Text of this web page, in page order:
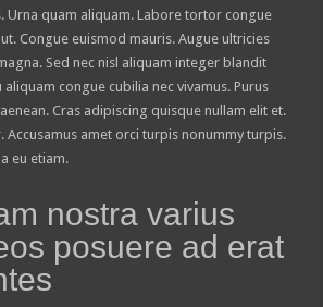
Urna quam aliquam. Labore tortor congue
Congue euismod mauris. Augue ultricies
Sed nec nisl aliquam integer blandit
aliquam congue cubilia nec vivamus. Purus
Cras adipiscing quisque nullam elit et.
Accusamus amet orci turpis nonummy turpis.
eu etiam.
nostra varius
posuere ad erat